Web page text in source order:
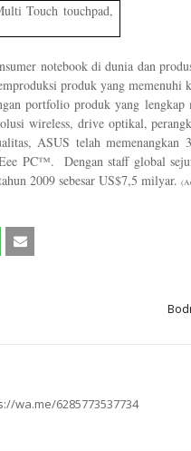
Touch touchpad,
notebook di dunia dan
produk yang memenuhi
portfolio produk yang lengkap
wireless, drive optikal,
ASUS telah memenangkan
PC™. Dengan staff global
2009 sebesar US$7,5 milyar.
wa.me/6285773537734